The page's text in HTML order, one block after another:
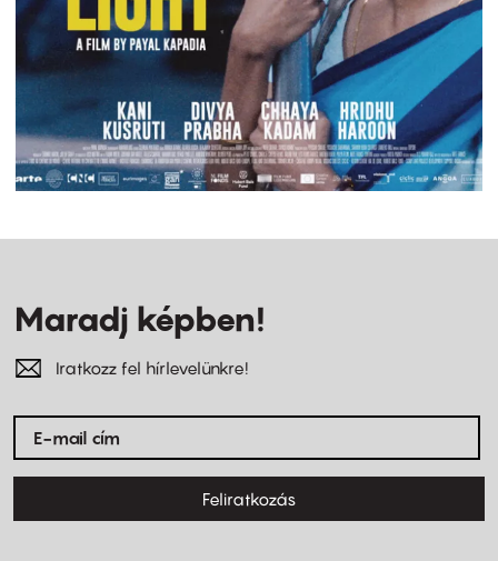
Maradj képben!
Iratkozz fel hírlevelünkre!
Feliratkozás